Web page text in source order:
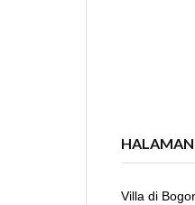
HALAMAN
Villa di